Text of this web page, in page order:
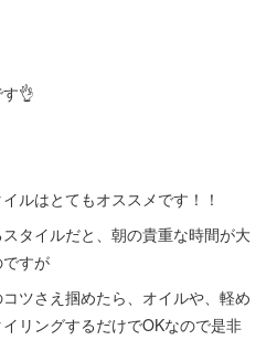
👌
ルはとてもオススメです！！
タイルだと、朝の貴重な時間が大
すが
ツさえ掴めたら、オイルや、軽め
リングするだけでOKなので是非